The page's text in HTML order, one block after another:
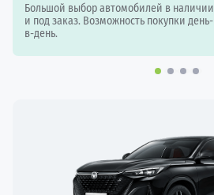
Большой выбор автомобилей в наличии
и под заказ. Возможность покупки день-
в-день.